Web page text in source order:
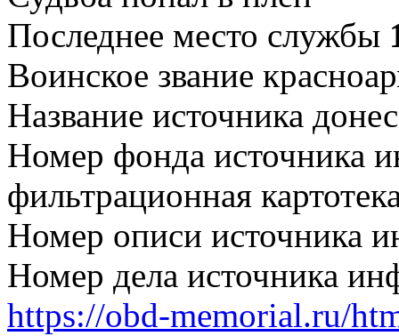
Последнее место службы
Воинское звание
Название источника
Номер фонда источника
фильтрационная
Номер описи источника
Номер дела источника
https://obd-memorial.ru/